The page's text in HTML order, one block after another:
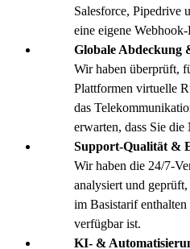
Salesforce, Pipedrive
eine eigene
Globale
Wir haben überprüft,
Plattformen virtuelle
das
erwarten, dass Sie
Support-Qualität &
Wir haben die 24/7-
analysiert und
im Basistarif
verfügbar ist.
KI- &